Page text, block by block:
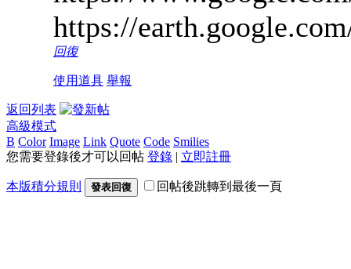
https://
回復
使用道具 舉報
返回列表
高級模式
B Color Image Link Quote Code Smilies
您需要登錄後才可以回帖 登錄 | 立即註冊
本版積分規則 發表回復 回帖後跳轉到最後一頁